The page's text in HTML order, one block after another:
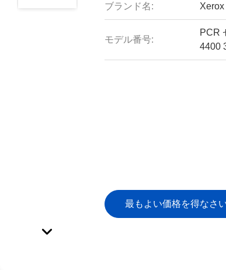
ブランド名: Xerox
モデル番号:
PCR
4400
最もよい価格を得なさ